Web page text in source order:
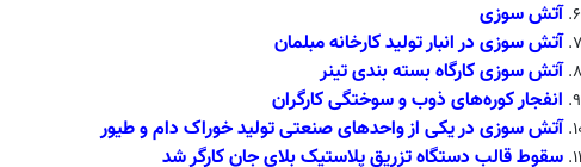
آتش سوزی
آتش سوزی در انبار تولید کارخانه مبلمان
آتش سوزی کارگاه بسته بندی تینر
انفجار کوره‌های ذوب و سوختگی کارگران
آتش سوزی در یکی از واحدهای صنعتی تولید خوراک دام و طیور
سقوط قالب دستگاه تزریق پلاستیک بلای جان کارگر شد